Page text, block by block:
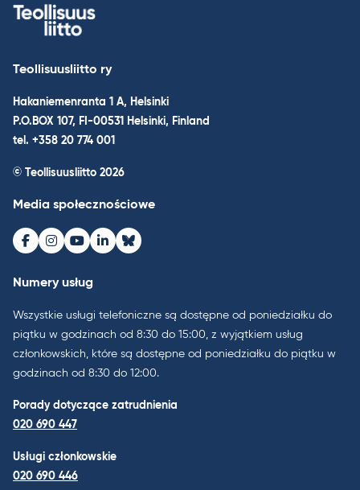
Teollisuusliitto ry
Hakaniemenranta 1 A, Helsinki
P.O.BOX 107, FI-00531 Helsinki, Finland
tel. +358 20 774 001
© Teollisuusliitto 2026
Media społecznościowe
Facebook
Instagram
Youtube
LinkedInBluesky
Numery usług
Wszystkie usługi telefoniczne są dostępne od poniedziałku do
piątku w godzinach od 8:30 do 15:00, z wyjątkiem usług
członkowskich, które są dostępne od poniedziałku do piątku w
godzinach od 8:30 do 12:00.
Porady dotyczące zatrudnienia
020 690 447
Usługi członkowskie
020 690 446